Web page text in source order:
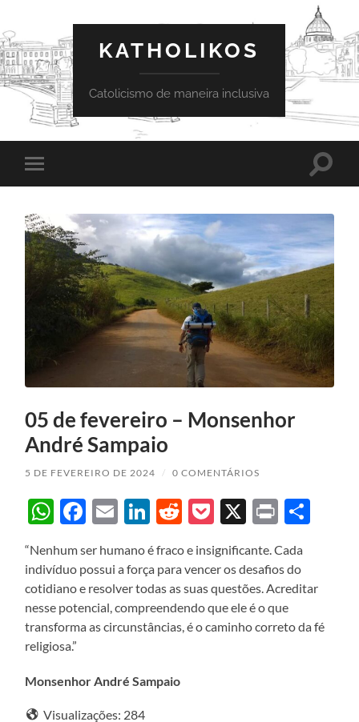
KATHOLIKOS
Catolicismo de maneira inclusiva
Toggle
mobile
Toggle
05 de fevereiro – Monsenhor
André Sampaio
5 DE FEVEREIRO DE 2024 / 0 COMENTÁRIOS
WhatsApp
Facebook
EmailLinkedIn
Reddit
Pocket
X Print
“Nenhum ser humano é fraco e insignificante. Cada
indivíduo possui a força para vencer os desafios do
cotidiano e resolver todas as suas questões. Acreditar
nesse potencial, compreendendo que ele é o que
transforma as circunstâncias, é o caminho correto da fé
religiosa.”
Monsenhor André Sampaio
Visualizações: 284